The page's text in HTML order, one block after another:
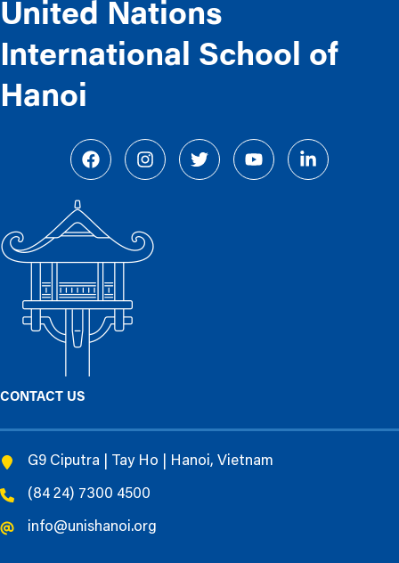
United Nations
International School of
Hanoi
CONTACT US
G9 Ciputra | Tay Ho | Hanoi, Vietnam
(84 24) 7300 4500
info@unishanoi.org